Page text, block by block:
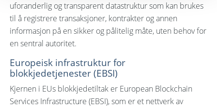
uforanderlig og transparent datastruktur som kan brukes
til å registrere transaksjoner, kontrakter og annen
informasjon på en sikker og pålitelig måte, uten behov for
en sentral autoritet.
Europeisk infrastruktur for
blokkjedetjenester (EBSI)
Kjernen i EUs blokkjedetiltak er European Blockchain
Services Infrastructure (EBSI), som er et nettverk av